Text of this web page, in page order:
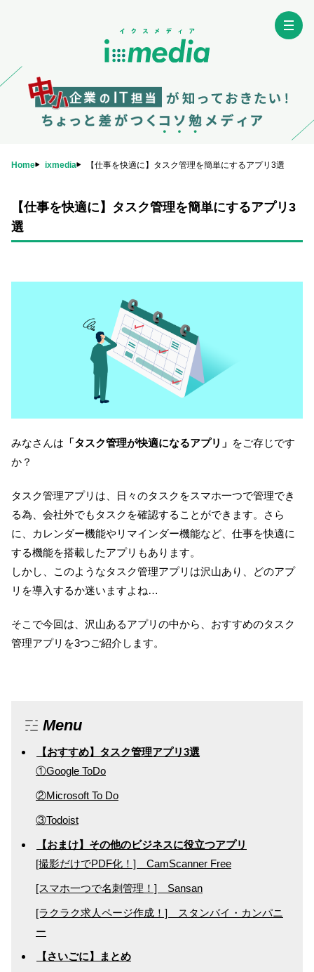
料金 導入事例 資料ダウンロード
お役立ち情報 FAQ オンラインデモ
お問い合わせ
Home ixmedia 【仕事を快適に】タスク管理を簡単にするアプリ3選
【仕事を快適に】タスク管理を簡単にするアプリ3
選
みなさんは 「タスク管理が快適になるアプリ」 をご存じです
か？
タスク管理アプリは、日々のタスクをスマホ一つで管理でき
る為、会社外でもタスクを確認することができます。さら
に、カレンダー機能やリマインダー機能など、仕事を快適に
する機能を搭載したアプリもあります。
しかし、このようなタスク管理アプリは沢山あり、どのアプ
リを導入するか迷いますよね…
そこで今回は、沢山あるアプリの中から、おすすめのタスク
管理アプリを3つご紹介します。
Menu
【おすすめ】タスク管理アプリ3選
①Google ToDo
②Microsoft To Do
③Todoist
【おまけ】その他のビジネスに役立つアプリ
[撮影だけでPDF化！] CamScanner Free
[スマホ一つで名刺管理！] Sansan
[ラクラク求人ページ作成！] スタンバイ・カンパニ
ー
【さいごに】まとめ